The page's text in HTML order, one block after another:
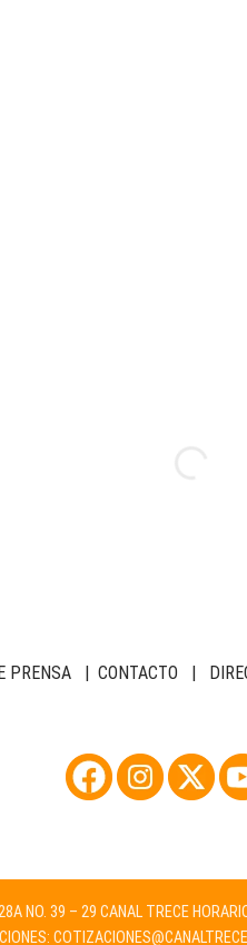
PRENSA | CONTACTO |
NO. 39 – 29 CANAL TRECE